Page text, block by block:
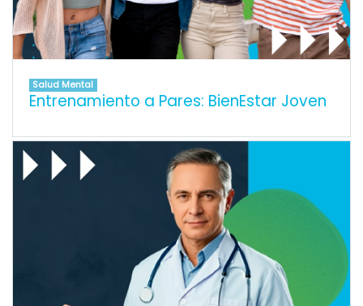
Salud Mental
Entrenamiento a Pares: BienEstar Joven